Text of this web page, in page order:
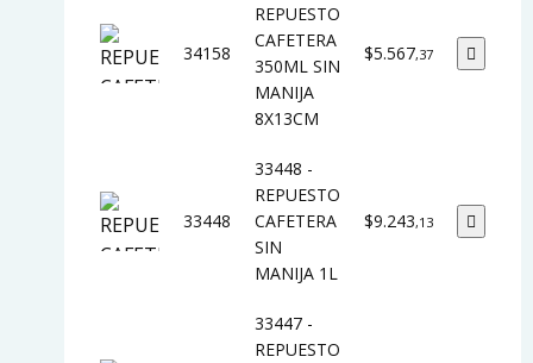
34158
REPUESTO
CAFETERA
350ML SIN
MANIJA
8X13CM
$5.567,37
33448
33448 -
REPUESTO
CAFETERA
SIN
MANIJA 1L
$9.243,13
33447 -
REPUESTO